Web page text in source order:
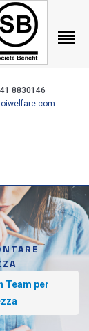
8830146
Team per